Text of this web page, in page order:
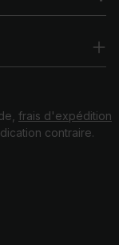
frais d'expédition
contraire.